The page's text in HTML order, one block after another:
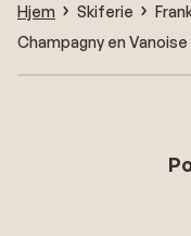
Hjem Skiferie
Champagny en Vanoise